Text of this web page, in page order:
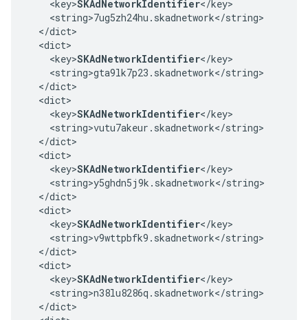
    <key>
SKAdNetworkIdentifier</key>
    <string>7ug5zh24hu.skadnetwork</string>
  </dict>
  <dict>
    <key>
SKAdNetworkIdentifier</key>
    <string>gta9lk7p23.skadnetwork</string>
  </dict>
  <dict>
    <key>
SKAdNetworkIdentifier</key>
    <string>vutu7akeur.skadnetwork</string>
  </dict>
  <dict>
    <key>
SKAdNetworkIdentifier</key>
    <string>y5ghdn5j9k.skadnetwork</string>
  </dict>
  <dict>
    <key>
SKAdNetworkIdentifier</key>
    <string>v9wttpbfk9.skadnetwork</string>
  </dict>
  <dict>
    <key>
SKAdNetworkIdentifier</key>
    <string>n38lu8286q.skadnetwork</string>
  </dict>